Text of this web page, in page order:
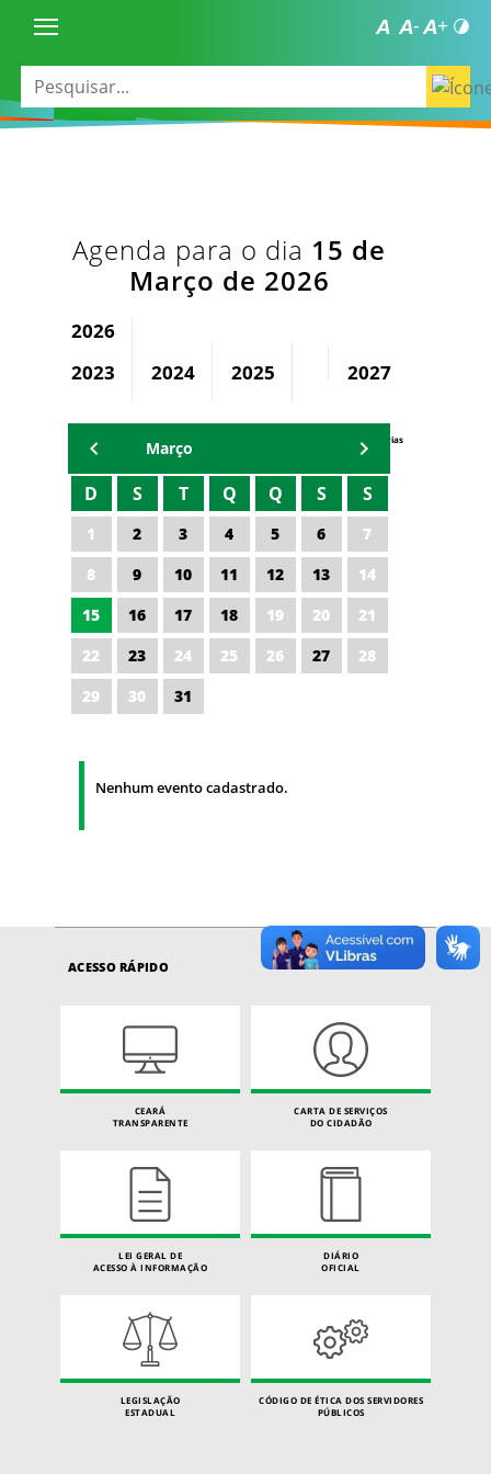
Agenda para o dia 15 de
Março de 2026
2026
2023
2024 2025 2027
Agenda Secretárias
Março
D S T Q Q S S
1 2 3 4 5 6
7
8
9 10 11 12 13
14
15
16 17 18 19 20
21
22
23 24 25 26 27
28
29
30 31
Nenhum evento cadastrado.
ACESSO RÁPIDO
CEARÁ
TRANSPARENTE
CARTA DE SERVIÇOS
DO CIDADÃO
LEI GERAL DE
ACESSO À INFORMAÇÃO
DIÁRIO
OFICIAL
LEGISLAÇÃO
ESTADUAL
CÓDIGO DE ÉTICA DOS SERVIDORES
PÚBLICOS